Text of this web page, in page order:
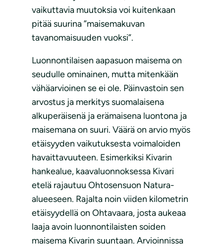
vaikuttavia muutoksia voi kuitenkaan
pitää suurina ”maisemakuvan
tavanomaisuuden vuoksi”.
Luonnontilaisen aapasuon maisema on
seudulle ominainen, mutta mitenkään
vähäarvioinen se ei ole. Päinvastoin sen
arvostus ja merkitys suomalaisena
alkuperäisenä ja erämaisena luontona ja
maisemana on suuri. Väärä on arvio myös
etäisyyden vaikutuksesta voimaloiden
havaittavuuteen. Esimerkiksi Kivarin
hankealue, kaavaluonnoksessa Kivari
etelä rajautuu Ohtosensuon Natura-
alueeseen. Rajalta noin viiden kilometrin
etäisyydellä on Ohtavaara, josta aukeaa
laaja avoin luonnontilaisten soiden
maisema Kivarin suuntaan. Arvioinnissa